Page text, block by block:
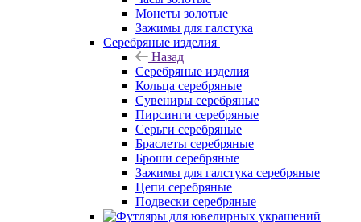
Монеты золотые
Зажимы для галстука
Серебряные изделия
Назад
Серебряные изделия
Кольца серебряные
Сувениры серебряные
Пирсинги серебряные
Серьги серебряные
Браслеты серебряные
Броши серебряные
Зажимы для галстука серебряные
Цепи серебряные
Подвески серебряные